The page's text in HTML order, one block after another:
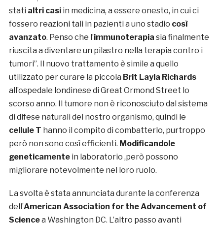
stati altri casiin medicina, a essere onesto, in cui ci
fossero reazioni tali in pazienti a uno stadio così
avanzato. Penso che l’immunoterapia sia finalmente
riuscita a diventare un pilastro nella terapia contro i
tumori”. Il nuovo trattamento è simile a quello
utilizzato per curare la piccola Brit Layla Richards
all’ospedale londinese di Great Ormond Street lo
scorso anno. Il tumore non è riconosciuto dal sistema
di difese naturali del nostro organismo, quindi le
cellule T hanno il compito di combatterlo, purtroppo
però non sono così efficienti. Modificandole
geneticamentein laboratorio ,però possono
migliorare notevolmente nel loro ruolo.
La svolta è stata annunciata durante la conferenza
dell’American Association for the Advancement of
Sciencea Washington DC. L’altro passo avanti